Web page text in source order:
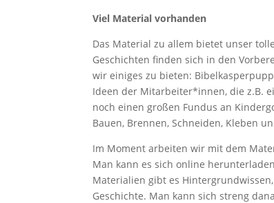
Viel Material vorhanden
Das Material zu allem bietet unser
Geschichten finden sich in den
wir einiges zu bieten:
Ideen der Mitarbeiter*innen, die z.B.
noch einen großen Fundus an
Bauen, Brennen, Schneiden, Kleben
Im Moment arbeiten wir mit dem
Man kann es sich online
Materialien gibt es
Geschichte. Man kann sich streng